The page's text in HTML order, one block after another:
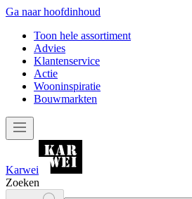
Ga naar hoofdinhoud
Toon hele assortiment
Advies
Klantenservice
Actie
Wooninspiratie
Bouwmarkten
Karwei
Zoeken